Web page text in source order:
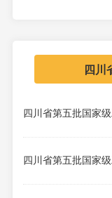
四川
四川省第五批国家
四川省第五批国家